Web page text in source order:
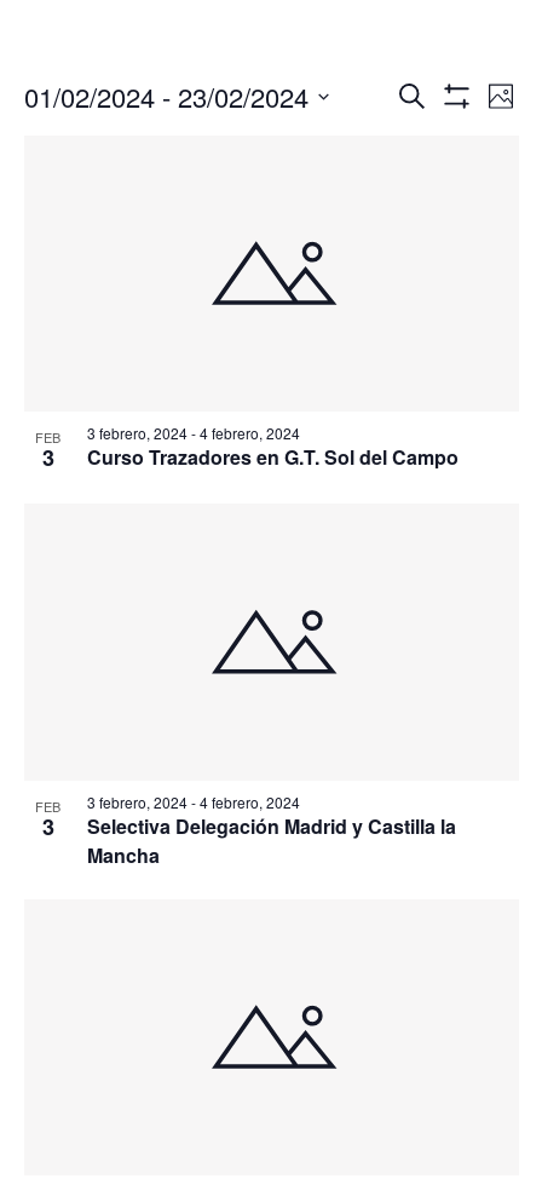
Buscar
de
Foto
01/02/2024 - 23/02/2024
FEB
3
3 febrero, 2024-4 febrero, 2024
Curso Trazadores en G.T. Sol del Campo
FEB
3
3 febrero, 2024-4 febrero, 2024
Selectiva Delegación Madrid y Castilla la
Mancha